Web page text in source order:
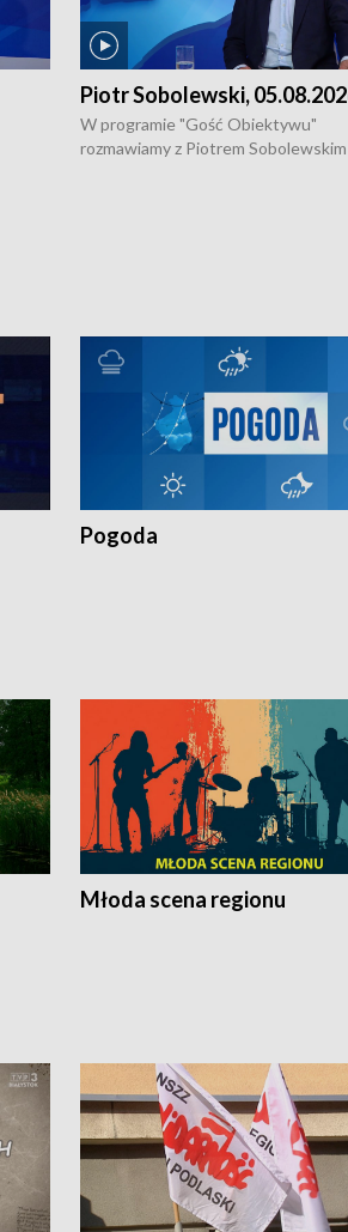
Piotr Sobolewski,
W programie "Gość Obiektywu"
rozmawiamy z Piotrem
Pogoda
Młoda scena regionu